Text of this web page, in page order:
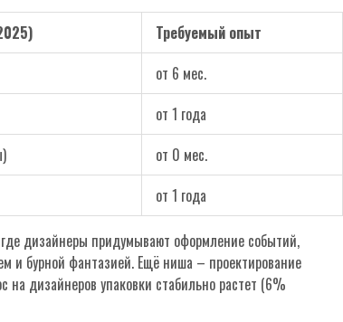
Требуемый опыт
от 6 мес.
от 1 года
от 0 мес.
от 1 года
где дизайнеры придумывают оформление событий,
и бурной фантазией. Ещё ниша – проектирование
на дизайнеров упаковки стабильно растет (6%